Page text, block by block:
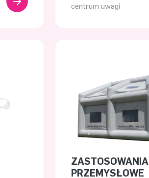
centrum uwagi
ZASTOSOWANIA
PRZEMYSŁOWE